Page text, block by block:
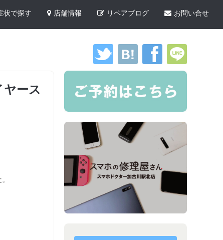
状で探す 店舗情報 リペアブログ お問い合せ
ース
。